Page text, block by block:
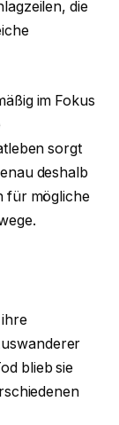
die
im Fokus
sorgt
deshalb
für mögliche
blieb sie